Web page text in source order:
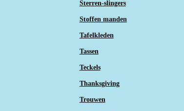
Sterren-slingers
Stoffen manden
Tafelkleden
Tassen
Teckels
Thanksgiving
Trouwen